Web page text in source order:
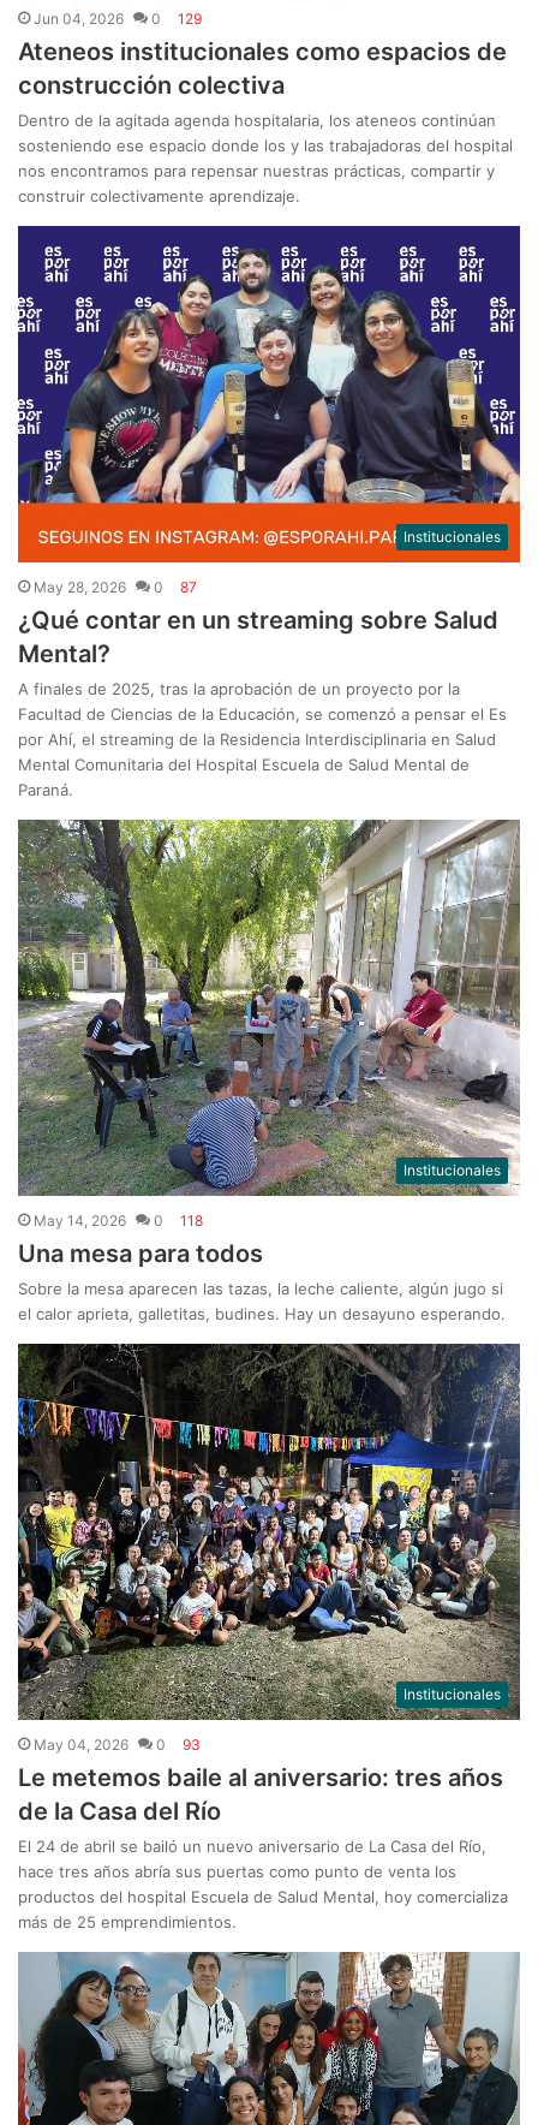
Jun 04, 2026 0 129
Ateneos institucionales como espacios de
construcción colectiva
Dentro de la agitada agenda hospitalaria, los ateneos continúan
sosteniendo ese espacio donde los y las trabajadoras del hospital
nos encontramos para repensar nuestras prácticas, compartir y
construir colectivamente aprendizaje.
Institucionales
May 28, 2026 0 87
¿Qué contar en un streaming sobre Salud
Mental?
A finales de 2025, tras la aprobación de un proyecto por la
Facultad de Ciencias de la Educación, se comenzó a pensar el Es
por Ahí, el streaming de la Residencia Interdisciplinaria en Salud
Mental Comunitaria del Hospital Escuela de Salud Mental de
Paraná.
Institucionales
May 14, 2026 0 118
Una mesa para todos
Sobre la mesa aparecen las tazas, la leche caliente, algún jugo si
el calor aprieta, galletitas, budines. Hay un desayuno esperando.
Institucionales
May 04, 2026 0 93
Le metemos baile al aniversario: tres años
de la Casa del Río
El 24 de abril se bailó un nuevo aniversario de La Casa del Río,
hace tres años abría sus puertas como punto de venta los
productos del hospital Escuela de Salud Mental, hoy comercializa
más de 25 emprendimientos.